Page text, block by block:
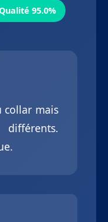
95.0%
collar mais